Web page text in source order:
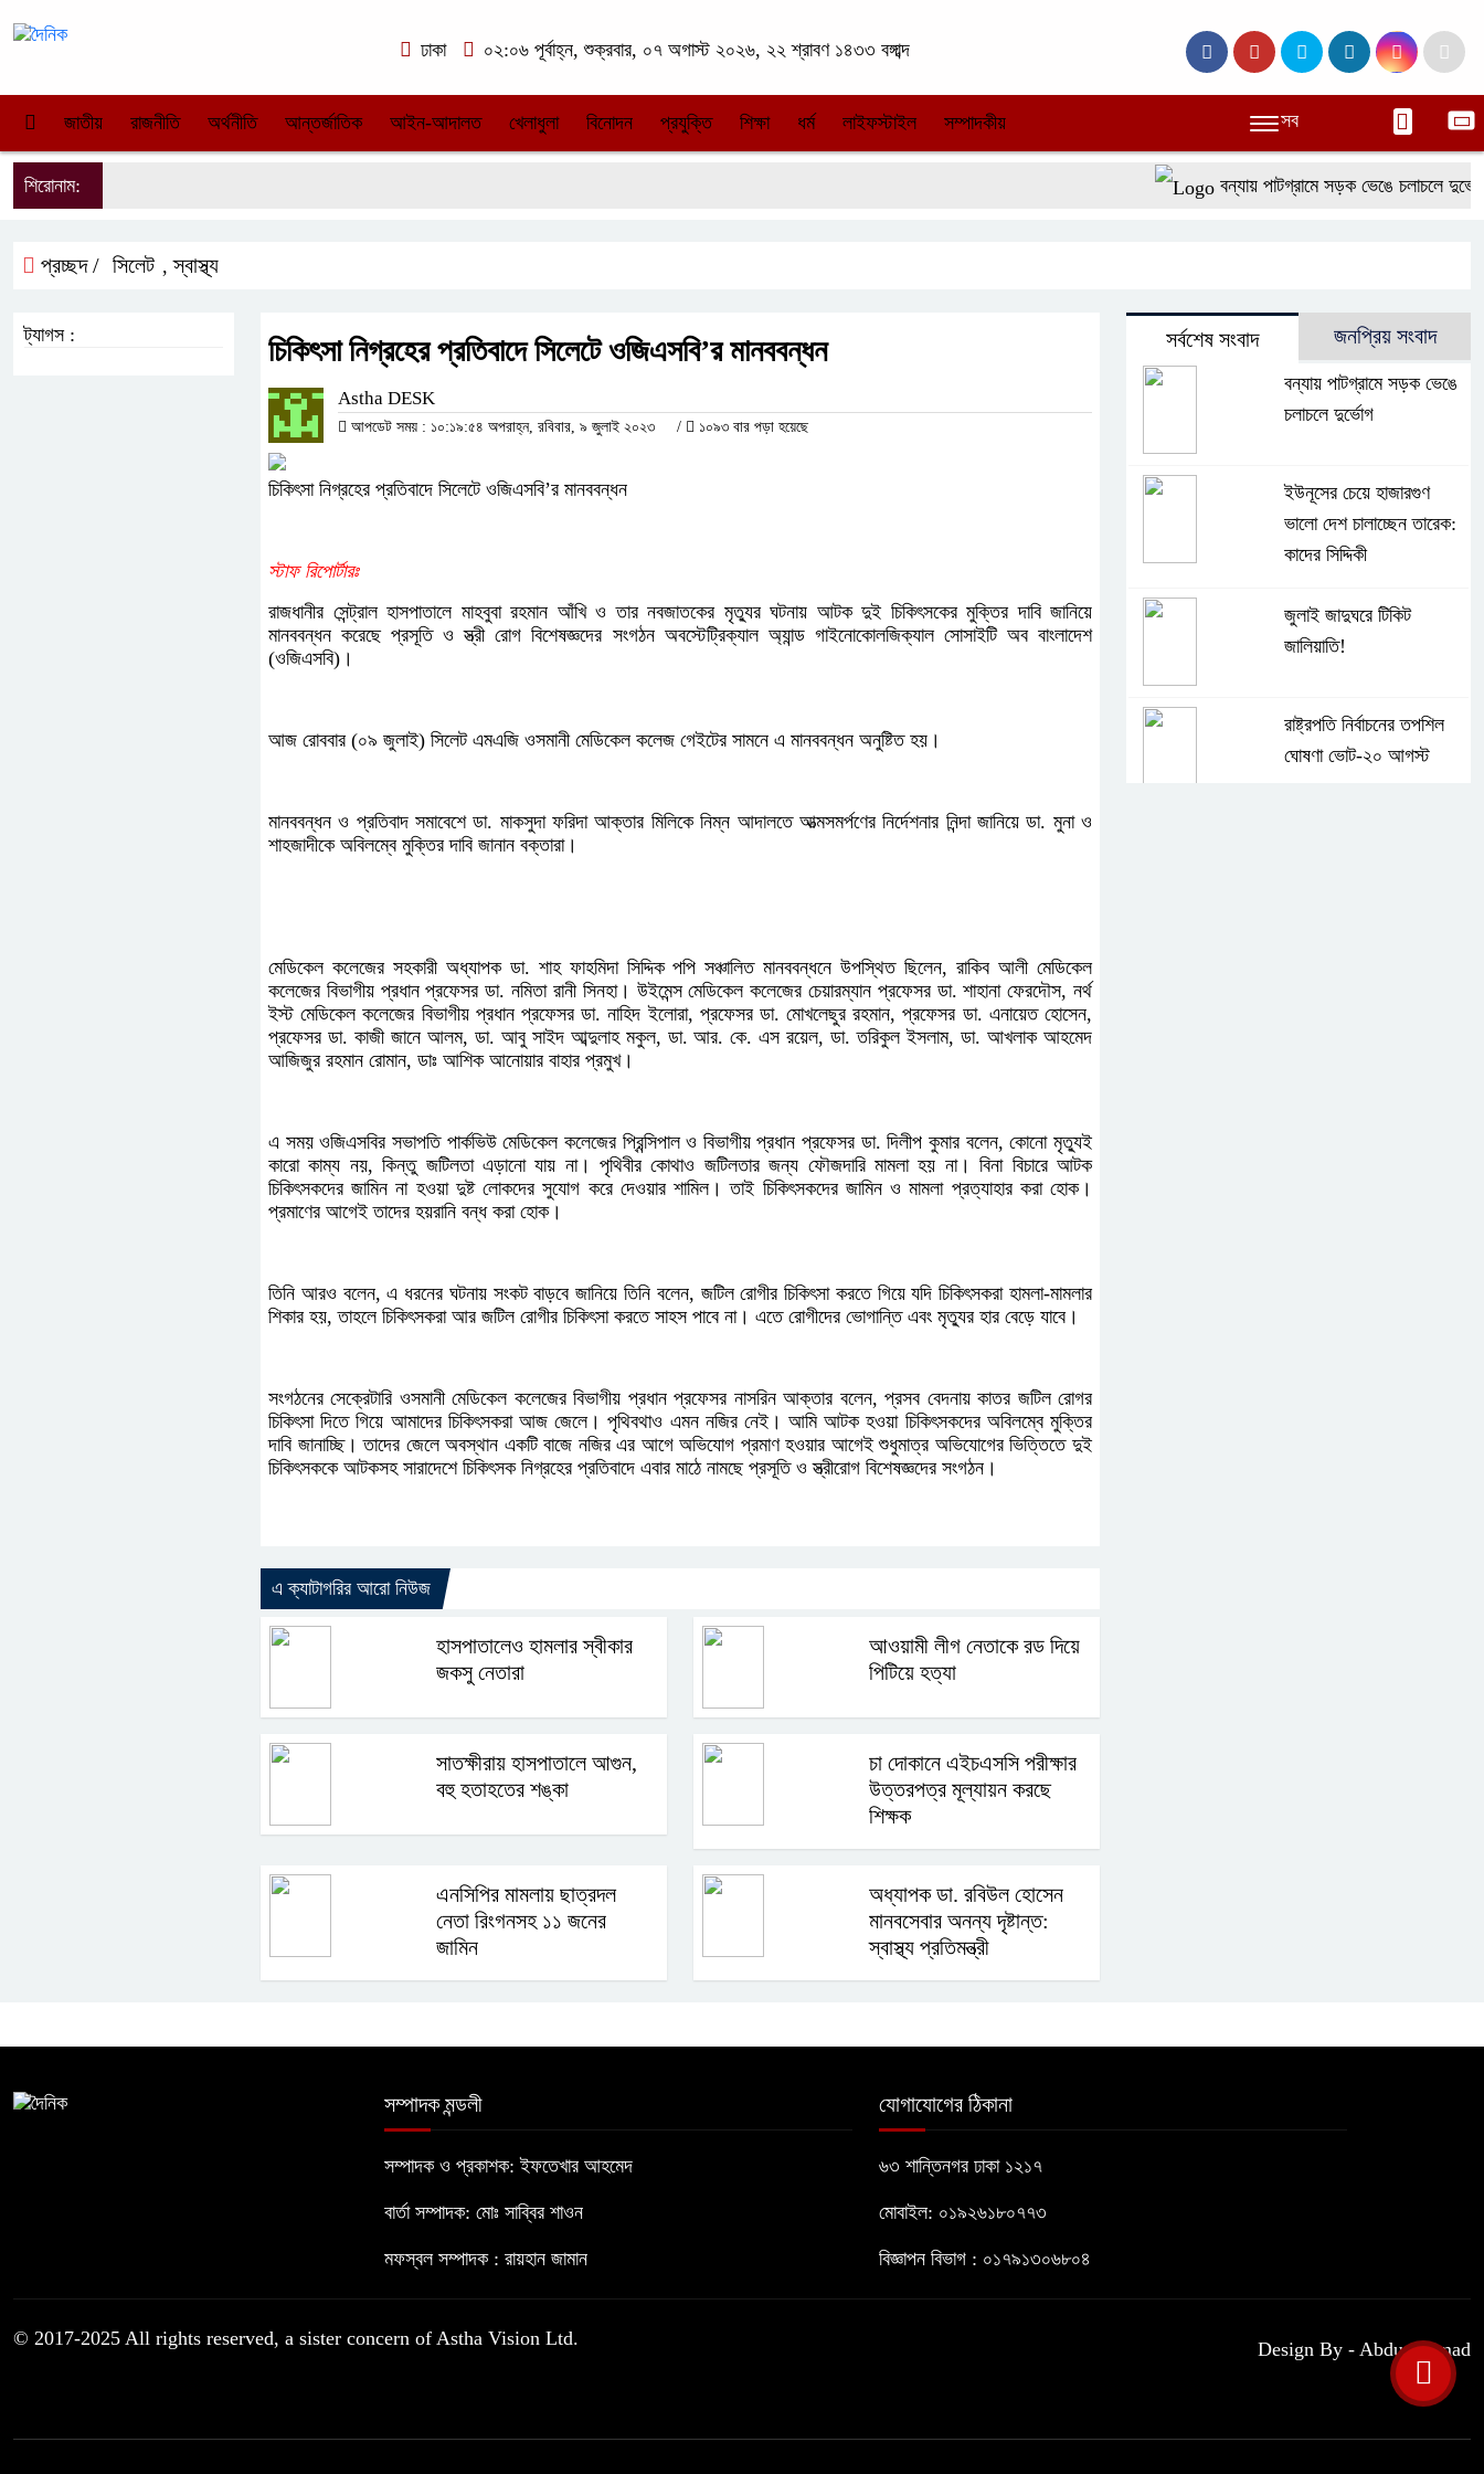
ঢাকা ০২:০৬ পূর্বাহ্ন, শুক্রবার, ০৭ অগাস্ট ২০২৬, ২২ শ্রাবণ ১৪৩৩ বঙ্গাব্দ
জাতীয় রাজনীতি অর্থনীতি আন্তর্জাতিক আইন-আদালত খেলাধুলা বিনোদন প্রযুক্তি শিক্ষা ধর্ম লাইফস্টাইল সম্পাদকীয় সব
শিরোনাম: বন্যায় পাটগ্রামে সড়ক ভেঙে চলাচলে দুর্ভোগ
প্রচ্ছদ / সিলেট ,স্বাস্থ্য
চিকিৎসা নিগ্রহের প্রতিবাদে সিলেটে ওজিএসবি’র মানববন্ধন
Astha DESK
আপডেট সময় : ১০:১৯:৫৪ অপরাহ্ন, রবিবার, ৯ জুলাই ২০২৩ / ১০৯৩ বার পড়া হয়েছে
চিকিৎসা নিগ্রহের প্রতিবাদে সিলেটে ওজিএসবি’র মানববন্ধন
স্টাফ রিপোর্টারঃ
রাজধানীর সেন্ট্রাল হাসপাতালে মাহবুবা রহমান আঁখি ও তার নবজাতকের মৃত্যুর ঘটনায় আটক দুই চিকিৎসকের মুক্তির দাবি জানিয়ে
মানববন্ধন করেছে প্রসূতি ও স্ত্রী রোগ বিশেষজ্ঞদের সংগঠন অবস্টেট্রিক্যাল অ্যান্ড গাইনোকোলজিক্যাল সোসাইটি অব বাংলাদেশ
(ওজিএসবি)।
আজ রোববার (০৯ জুলাই) সিলেট এমএজি ওসমানী মেডিকেল কলেজ গেইটের সামনে এ মানববন্ধন অনুষ্টিত হয়।
মানববন্ধন ও প্রতিবাদ সমাবেশে ডা. মাকসুদা ফরিদা আক্তার মিলিকে নিম্ন আদালতে আত্মসমর্পণের নির্দেশনার নিন্দা জানিয়ে ডা. মুনা ও
শাহজাদীকে অবিলম্বে মুক্তির দাবি জানান বক্তারা।
মেডিকেল কলেজের সহকারী অধ্যাপক ডা. শাহ ফাহমিদা সিদ্দিক পপি সঞ্চালিত মানববন্ধনে উপস্থিত ছিলেন, রাকিব আলী মেডিকেল
কলেজের বিভাগীয় প্রধান প্রফেসর ডা. নমিতা রানী সিনহা। উইমেন্স মেডিকেল কলেজের চেয়ারম্যান প্রফেসর ডা. শাহানা ফেরদৌস, নর্থ
ইস্ট মেডিকেল কলেজের বিভাগীয় প্রধান প্রফেসর ডা. নাহিদ ইলোরা, প্রফেসর ডা. মোখলেছুর রহমান, প্রফেসর ডা. এনায়েত হোসেন,
প্রফেসর ডা. কাজী জানে আলম, ডা. আবু সাইদ আব্দুলাহ মকুল, ডা. আর. কে. এস রয়েল, ডা. তরিকুল ইসলাম, ডা. আখলাক আহমেদ
আজিজুর রহমান রোমান, ডাঃ আশিক আনোয়ার বাহার প্রমুখ।
এ সময় ওজিএসবির সভাপতি পার্কভিউ মেডিকেল কলেজের প্রিন্সিপাল ও বিভাগীয় প্রধান প্রফেসর ডা. দিলীপ কুমার বলেন, কোনো মৃত্যুই
কারো কাম্য নয়, কিন্তু জটিলতা এড়ানো যায় না। পৃথিবীর কোথাও জটিলতার জন্য ফৌজদারি মামলা হয় না। বিনা বিচারে আটক
চিকিৎসকদের জামিন না হওয়া দুষ্ট লোকদের সুযোগ করে দেওয়ার শামিল। তাই চিকিৎসকদের জামিন ও মামলা প্রত্যাহার করা হোক।
প্রমাণের আগেই তাদের হয়রানি বন্ধ করা হোক।
তিনি আরও বলেন, এ ধরনের ঘটনায় সংকট বাড়বে জানিয়ে তিনি বলেন, জটিল রোগীর চিকিৎসা করতে গিয়ে যদি চিকিৎসকরা হামলা-মামলার
শিকার হয়, তাহলে চিকিৎসকরা আর জটিল রোগীর চিকিৎসা করতে সাহস পাবে না। এতে রোগীদের ভোগান্তি এবং মৃত্যুর হার বেড়ে যাবে।
সংগঠনের সেক্রেটারি ওসমানী মেডিকেল কলেজের বিভাগীয় প্রধান প্রফেসর নাসরিন আক্তার বলেন, প্রসব বেদনায় কাতর জটিল রোগর
চিকিৎসা দিতে গিয়ে আমাদের চিকিৎসকরা আজ জেলে। পৃথিবথাও এমন নজির নেই। আমি আটক হওয়া চিকিৎসকদের অবিলম্বে মুক্তির
দাবি জানাচ্ছি। তাদের জেলে অবস্থান একটি বাজে নজির এর আগে অভিযোগ প্রমাণ হওয়ার আগেই শুধুমাত্র অভিযোগের ভিত্তিতে দুই
চিকিৎসককে আটকসহ সারাদেশে চিকিৎসক নিগ্রহের প্রতিবাদে এবার মাঠে নামছে প্রসূতি ও স্ত্রীরোগ বিশেষজ্ঞদের সংগঠন।
এ ক্যাটাগরির আরো নিউজ
হাসপাতালেও হামলার স্বীকার
জকসু নেতারা
আওয়ামী লীগ নেতাকে রড দিয়ে
পিটিয়ে হত্যা
সাতক্ষীরায় হাসপাতালে আগুন,
বহু হতাহতের শঙ্কা
চা দোকানে এইচএসসি পরীক্ষার
উত্তরপত্র মূল্যায়ন করছে
শিক্ষক
এনসিপির মামলায় ছাত্রদল
নেতা রিংগনসহ ১১ জনের
জামিন
অধ্যাপক ডা. রবিউল হোসেন
মানবসেবার অনন্য দৃষ্টান্ত:
স্বাস্থ্য প্রতিমন্ত্রী
ট্যাগস : সর্বশেষ সংবাদ জনপ্রিয় সংবাদ
বন্যায় পাটগ্রামে সড়ক ভেঙে
চলাচলে দুর্ভোগ
ইউনূসের চেয়ে হাজারগুণ
ভালো দেশ চালাচ্ছেন তারেক:
কাদের সিদ্দিকী
জুলাই জাদুঘরে টিকিট
জালিয়াতি!
রাষ্ট্রপতি নির্বাচনের তপশিল
ঘোষণা ভোট-২০ আগস্ট
সম্পাদক মন্ডলী
সম্পাদক ও প্রকাশক: ইফতেখার আহমেদ
বার্তা সম্পাদক: মোঃ সাব্বির শাওন
মফস্বল সম্পাদক : রায়হান জামান
যোগাযোগের ঠিকানা
৬৩ শান্তিনগর ঢাকা ১২১৭
মোবাইল: ০১৯২৬১৮০৭৭৩
বিজ্ঞাপন বিভাগ : ০১৭৯১৩০৬৮০৪
© 2017-2025 All rights reserved, a sister concern of Astha Vision Ltd. Design By - Abdus Samad